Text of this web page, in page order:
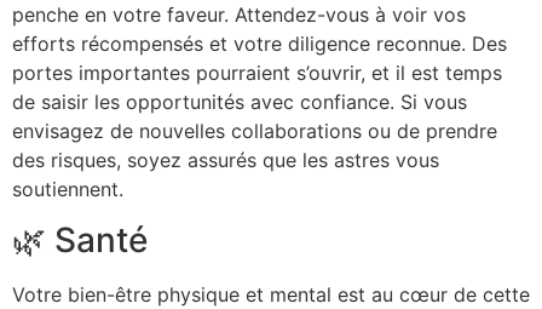
penche en votre faveur. Attendez-vous à voir vos
efforts récompensés et votre diligence reconnue. Des
portes importantes pourraient s’ouvrir, et il est temps
de saisir les opportunités avec confiance. Si vous
envisagez de nouvelles collaborations ou de prendre
des risques, soyez assurés que les astres vous
soutiennent.
🌿 Santé
Votre bien-être physique et mental est au cœur de cette